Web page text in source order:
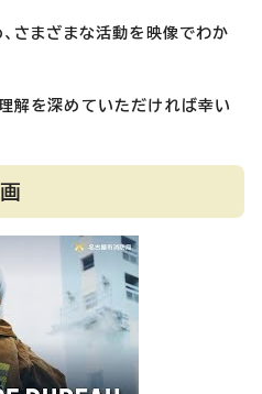
さまざまな活動を映像でわか
解を深めていただければ幸い